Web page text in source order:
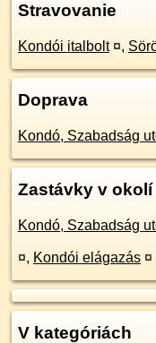
Stravovanie
Kondói italbolt ¤,
Doprava
Kondó, Szabadság
Zastávky v okolí
Kondó, Szabadság
¤, Kondói elágazás ¤
V kategóriách